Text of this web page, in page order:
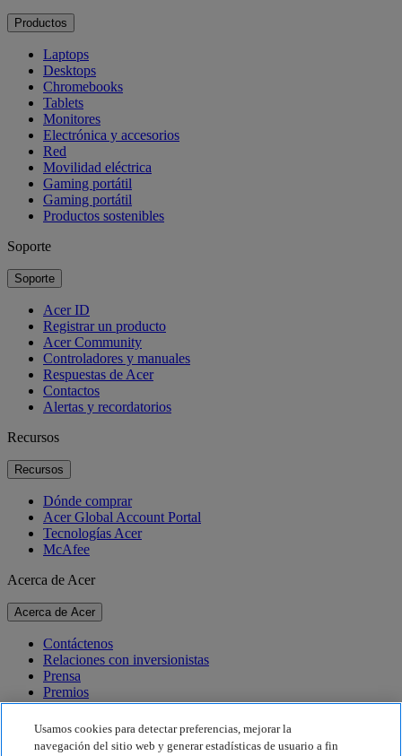
Productos
Laptops
Desktops
Chromebooks
Tablets
Monitores
Electrónica y accesorios
Red
Movilidad eléctrica
Gaming portátil
Gaming portátil
Productos sostenibles
Soporte
Soporte
Acer ID
Registrar un producto
Acer Community
Controladores y manuales
Respuestas de Acer
Contactos
Alertas y recordatorios
Recursos
Recursos
Dónde comprar
Acer Global Account Portal
Tecnologías Acer
McAfee
Acerca de Acer
Acerca de Acer
Contáctenos
Relaciones con inversionistas
Prensa
Premios
Eventos
Sostenibilidad
Usamos cookies para detectar preferencias, mejorar la
navegación del sitio web y generar estadísticas de usuario a fin